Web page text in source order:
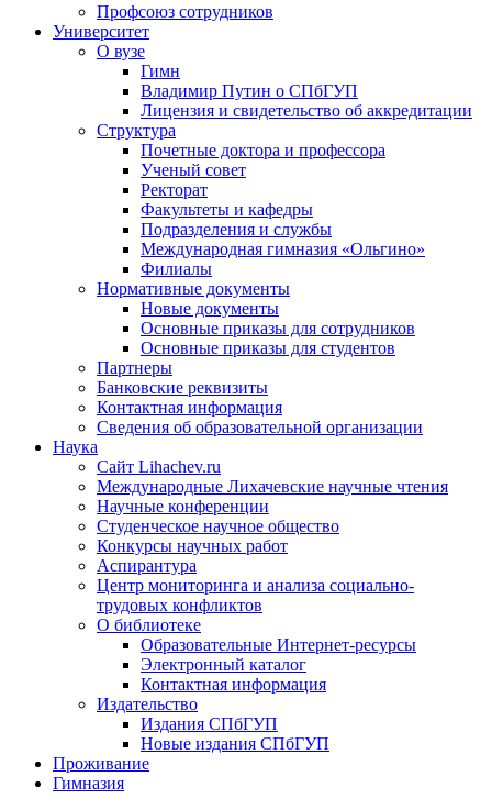
Профсоюз сотрудников
Университет
О вузе
Гимн
Владимир Путин о СПбГУП
Лицензия и свидетельство об аккредитации
Структура
Почетные доктора и профессора
Ученый совет
Ректорат
Факультеты и кафедры
Подразделения и службы
Международная гимназия «Ольгино»
Филиалы
Нормативные документы
Новые документы
Основные приказы для сотрудников
Основные приказы для студентов
Партнеры
Банковские реквизиты
Контактная информация
Сведения об образовательной организации
Наука
Сайт Lihachev.ru
Международные Лихачевские научные чтения
Научные конференции
Студенческое научное общество
Конкурсы научных работ
Аспирантура
Центр мониторинга и анализа социально-
трудовых конфликтов
О библиотеке
Образовательные Интернет-ресурсы
Электронный каталог
Контактная информация
Издательство
Издания СПбГУП
Новые издания СПбГУП
Проживание
Гимназия